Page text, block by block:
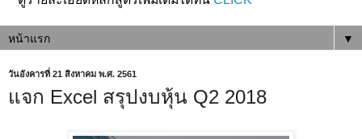
▼
วันอังคารที่ 21 สิงหาคม พ.ศ. 2561
แจก Excel สรุปงบหุ้น Q2 2018